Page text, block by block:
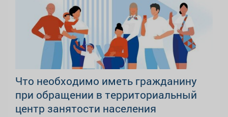
Что необходимо иметь гражданину
при обращении в территориальный
центр занятости населения